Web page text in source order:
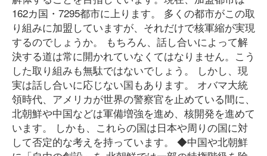
162カ国・7295都市に上ります。 多くの都市がこの取
り組みに加盟していますが、それだけで核軍縮が実現
するのでしょうか。 もちろん、話し合いによって解
決する道は常に開かれていなくてはなりません。こう
した取り組みも無駄ではないでしょう。 しかし、現
実は話し合いに応じない国もあります。 オバマ大統
領時代、アメリカが世界の警察官を止めている間に、
北朝鮮や中国などは軍備増強を進め、核開発を進めて
います。 しかも、これらの国は日本や周りの国に対
して否定的な考えを持っています。 ◆中国や北朝鮮